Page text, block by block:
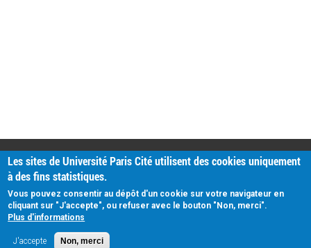
PRATIQUE
Plan d'accès
Intranet
Mentions légales
Données personnelles
Les sites de Université Paris Cité utilisent des cookies uniquement
à des fins statistiques.
Vous pouvez consentir au dépôt d'un cookie sur votre navigateur en
cliquant sur "J'accepte", ou refuser avec le bouton "Non, merci".
Plus d'informations
J'accepte Non, merci